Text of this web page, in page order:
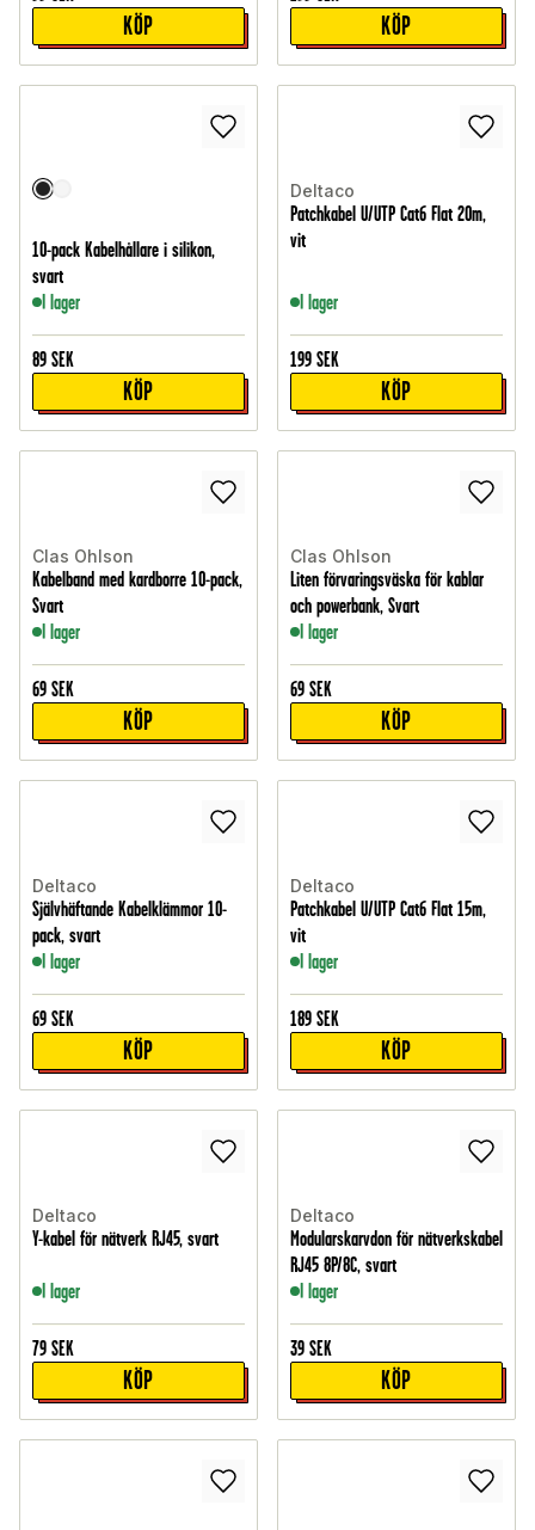
KÖP KÖP
10-pack Kabelhållare i silikon,
svart
I lager
89 SEK
KÖP
Deltaco
Patchkabel U/UTP Cat6 Flat 20m,
vit
I lager
199 SEK
KÖP
Clas Ohlson
Kabelband med kardborre 10-pack,
Svart
I lager
69 SEK
KÖP
Clas Ohlson
Liten förvaringsväska för kablar
och powerbank, Svart
I lager
69 SEK
KÖP
Deltaco
Självhäftande Kabelklämmor 10-
pack, svart
I lager
69 SEK
KÖP
Deltaco
Patchkabel U/UTP Cat6 Flat 15m,
vit
I lager
189 SEK
KÖP
Deltaco
Y-kabel för nätverk RJ45, svart
I lager
79 SEK
KÖP
Deltaco
Modularskarvdon för nätverkskabel
RJ45 8P/8C, svart
I lager
39 SEK
KÖP